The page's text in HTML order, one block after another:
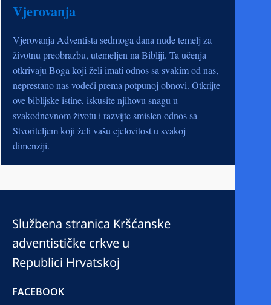
Vjerovanja
Vjerovanja Adventista sedmoga dana nude temelj za
životnu preobrazbu, utemeljen na Bibliji. Ta učenja
otkrivaju Boga koji želi imati odnos sa svakim od nas,
neprestano nas vodeći prema potpunoj obnovi. Otkrijte
ove biblijske istine, iskusite njihovu snagu u
svakodnevnom životu i razvijte smislen odnos sa
Stvoriteljem koji želi vašu cjelovitost u svakoj
dimenziji.
Službena stranica Kršćanske
adventističke crkve u
Republici Hrvatskoj
FACEBOOK